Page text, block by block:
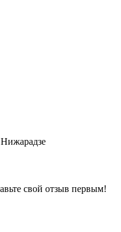
свой отзыв первым!